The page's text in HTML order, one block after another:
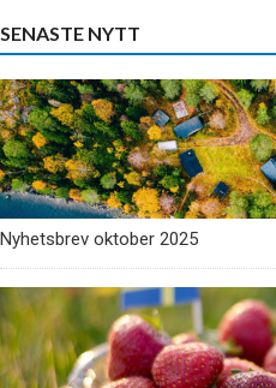
SENASTE NYTT
Nyhetsbrev oktober 2025